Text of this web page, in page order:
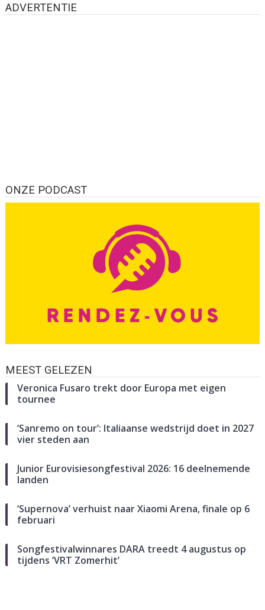
ADVERTENTIE
ONZE PODCAST
MEEST GELEZEN
Veronica Fusaro trekt door Europa met eigen
tournee
‘Sanremo on tour’: Italiaanse wedstrijd doet in 2027
vier steden aan
Junior Eurovisiesongfestival 2026: 16 deelnemende
landen
‘Supernova’ verhuist naar Xiaomi Arena, finale op 6
februari
Songfestivalwinnares DARA treedt 4 augustus op
tijdens ‘VRT Zomerhit’